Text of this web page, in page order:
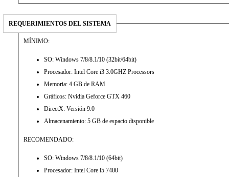
REQUERIMIENTOS DEL SISTEMA
MÍNIMO:
SO: Windows 7/8/8.1/10 (32bit/64bit)
Procesador: Intel Core i3 3.0GHZ Processors
Memoria: 4 GB de RAM
Gráficos: Nvidia Geforce GTX 460
DirectX: Versión 9.0
Almacenamiento: 5 GB de espacio disponible
RECOMENDADO:
SO: Windows 7/8/8.1/10 (64bit)
Procesador: Intel Core i5 7400